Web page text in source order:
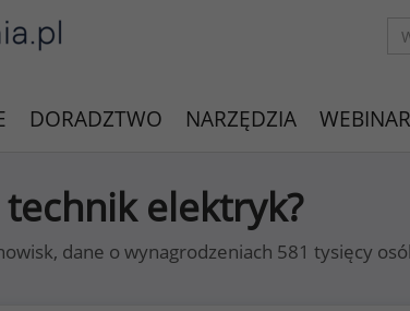
DORADZTWO NARZĘDZIA
elektryk?
dane o wynagrodzeniach 581 tysięcy